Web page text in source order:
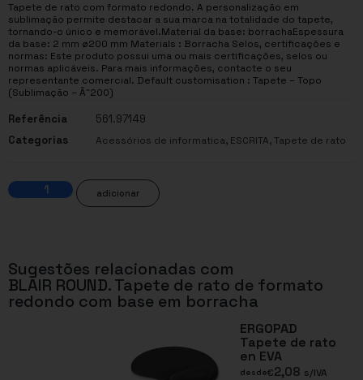
Tapete de rato com formato redondo. A personalização em
sublimação permite destacar a sua marca na totalidade do tapete,
tornando-o único e memorável.Material da base: borrachaEspessura
da base: 2 mm ø200 mm Materials : Borracha Selos, certificações e
normas: Este produto possui uma ou mais certificações, selos ou
normas aplicáveis. Para mais informações, contacte o seu
representante comercial. Default customisation : Tapete – Topo
(Sublimação – Ã˜200)
Referência
561.97149
Categorias
Acessórios de informatica, ESCRITA,Tapete de rato
adicionar
Sugestões relacionadas com
BLAIR ROUND. Tapete de rato de formato
redondo com base em borracha
ERGOPAD
Tapete de rato
en EVA
desde€2,08 s/IVA